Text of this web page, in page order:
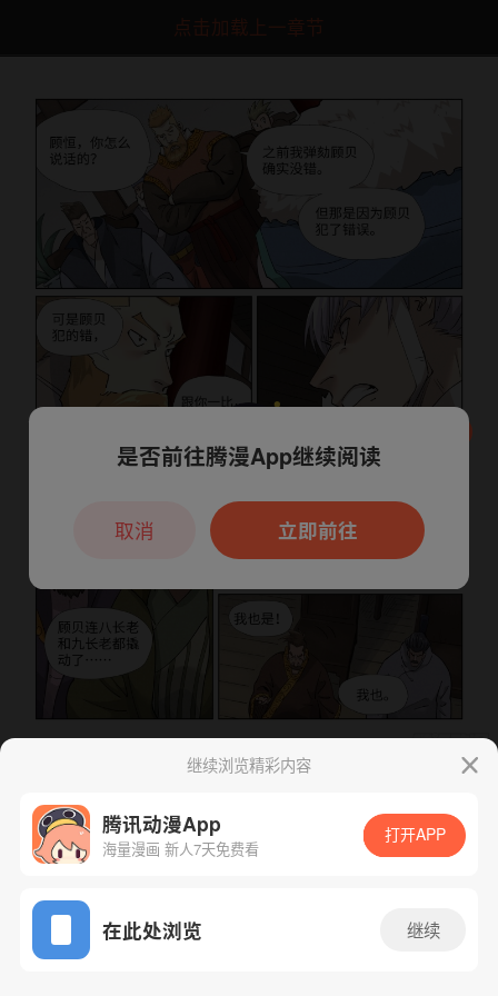
点击加载上一章节
App免费看
下一话 腾漫App免费看
继续浏览精彩内容
腾讯动漫App
海量漫画 新人7天免费看
打开APP
在此处浏览 继续
本章节仅支持App阅读，可打开App新用
户7天免费看
是否前往腾漫App继续阅读
立即前往
取消